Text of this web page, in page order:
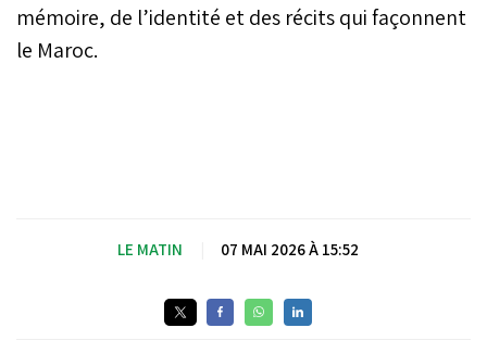
mémoire, de l’identité et des récits qui façonnent
le Maroc.
LE MATIN 07 MAI 2026 À 15:52